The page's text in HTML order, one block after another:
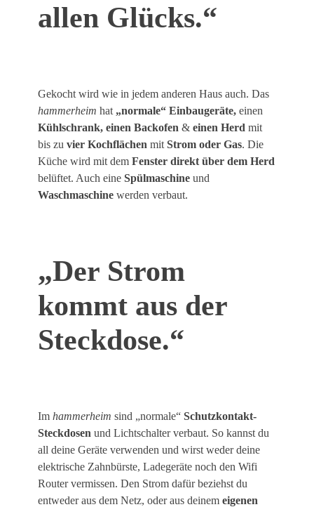
allen Glücks.“
Gekocht wird wie in jedem anderen Haus auch. Das
hammerheim hat „normale“ Einbaugeräte, einen
Kühlschrank, einen Backofen & einen Herd mit
bis zu vier Kochflächen mit Strom oder Gas. Die
Küche wird mit dem Fenster direkt über dem Herd
belüftet. Auch eine Spülmaschine und
Waschmaschine werden verbaut.
„Der Strom
kommt aus der
Steckdose.“
Im hammerheim sind „normale“ Schutzkontakt-
Steckdosen und Lichtschalter verbaut. So kannst du
all deine Geräte verwenden und wirst weder deine
elektrische Zahnbürste, Ladegeräte noch den Wifi
Router vermissen. Den Strom dafür beziehst du
entweder aus dem Netz, oder aus deinem eigenen